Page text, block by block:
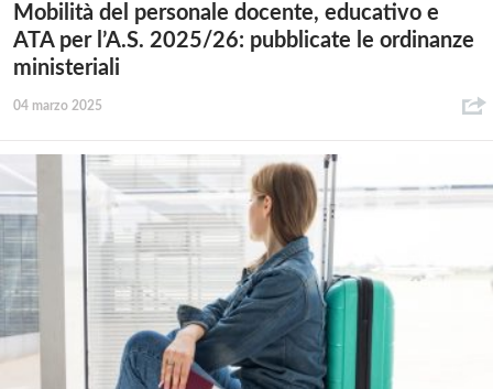
Mobilità del personale docente, educativo e
ATA per l’A.S. 2025/26: pubblicate le ordinanze
ministeriali
04 marzo 2025